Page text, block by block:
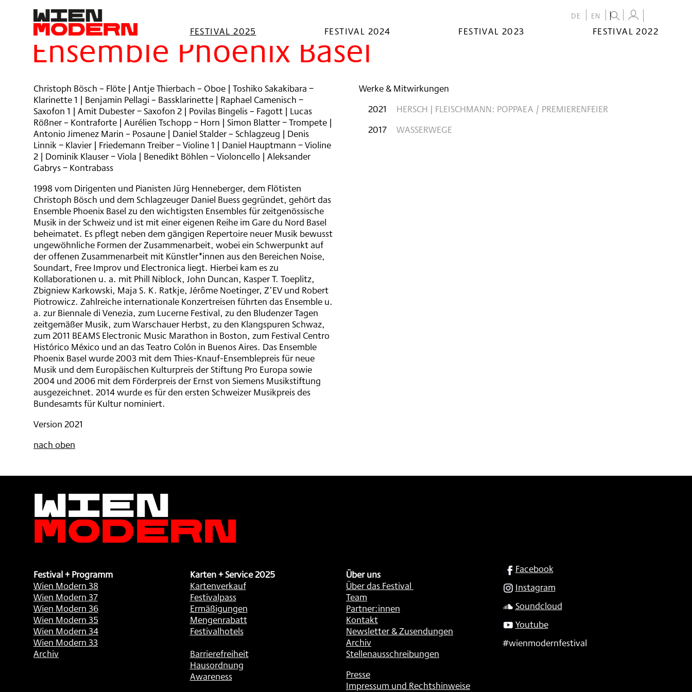
springen
DE EN
FESTIVAL 2025 FESTIVAL 2024 FESTIVAL 2023 FESTIVAL 2022
Filter
Ensemble Phoenix Basel
Christoph Bösch – Flöte | Antje Thierbach – Oboe | Toshiko Sakakibara −
Klarinette 1 | Benjamin Pellagi – Bassklarinette | Raphael Camenisch −
Saxofon 1 | Amit Dubester − Saxofon 2 | Povilas Bingelis – Fagott | Lucas
Rößner – Kontraforte | Aurélien Tschopp − Horn | Simon Blatter − Trompete |
Antonio Jimenez Marin – Posaune | Daniel Stalder – Schlagzeug | Denis
Linnik − Klavier | Friedemann Treiber − Violine 1 | Daniel Hauptmann − Violine
2 | Dominik Klauser − Viola | Benedikt Böhlen − Violoncello | Aleksander
Gabrys − Kontrabass
1998 vom Dirigenten und Pianisten Jürg Henneberger, dem Flötisten
Christoph Bösch und dem Schlagzeuger Daniel Buess gegründet, gehört das
Ensemble Phoenix Basel zu den wichtigsten Ensembles für zeitgenössische
Musik in der Schweiz und ist mit einer eigenen Reihe im Gare du Nord Basel
beheimatet. Es pflegt neben dem gängigen Repertoire neuer Musik bewusst
ungewöhnliche Formen der Zusammenarbeit, wobei ein Schwerpunkt auf
der offenen Zusammenarbeit mit Künstler*innen aus den Bereichen Noise,
Soundart, Free Improv und Electronica liegt. Hierbei kam es zu
Kollaborationen u. a. mit Phill Niblock, John Duncan, Kasper T. Toeplitz,
Zbigniew Karkowski, Maja S. K. Ratkje, Jérôme Noetinger, Z’EV und Robert
Piotrowicz. Zahlreiche internationale Konzertreisen führten das Ensemble u.
a. zur Biennale di Venezia, zum Lucerne Festival, zu den Bludenzer Tagen
zeitgemäßer Musik, zum Warschauer Herbst, zu den Klangspuren Schwaz,
zum 2011 BEAMS Electronic Music Marathon in Boston, zum Festival Centro
Histórico México und an das Teatro Colón in Buenos Aires. Das Ensemble
Phoenix Basel wurde 2003 mit dem Thies-Knauf-Ensemblepreis für neue
Musik und dem Europäischen Kulturpreis der Stiftung Pro Europa sowie
2004 und 2006 mit dem Förderpreis der Ernst von Siemens Musikstiftung
ausgezeichnet. 2014 wurde es für den ersten Schweizer Musikpreis des
Bundesamts für Kultur nominiert.
Version 2021
Werke & Mitwirkungen
2021
HERSCH | FLEISCHMANN: POPPAEA / PREMIERENFEIER
2017
WASSERWEGE
nach oben
Wien
Modern
Festival + Programm
Wien Modern 38
Wien Modern 37
Wien Modern 36
Wien Modern 35
Wien Modern 34
Wien Modern 33
Archiv
Karten + Service 2025
Kartenverkauf
Festivalpass
Ermäßigungen
Mengenrabatt
Festivalhotels
Barrierefreiheit
Hausordnung
Awareness
Über uns
Über das Festival
Team
Partner:innen
Kontakt
Newsletter & Zusendungen
Archiv
Stellenausschreibungen
Presse
Impressum und Rechtshinweise
SOCIAL
Facebook
Instagram
Soundcloud
Youtube
#wienmodernfestival